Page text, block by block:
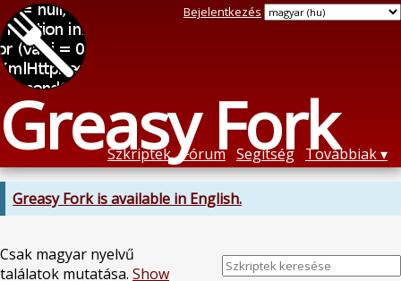
Greasy Fork
Bejelentkezés
Szkriptek Fórum Segítség Továbbiak
Greasy Fork is available in English.
Csak magyar nyelvű
találatok mutatása. Show